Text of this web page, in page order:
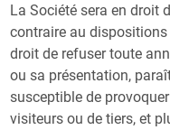
La Société sera en droit
contraire au dispositions
droit de refuser toute
ou sa présentation,
susceptible de
visiteurs ou de tiers, et